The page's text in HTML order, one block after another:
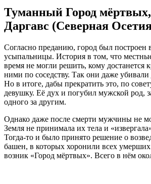
Туманный Город
Даргавс (Северная
Согласно преданию, город был построен
усыпальницы. История в том, что
время не могли решить, кому достанется
ними по соседству. Так они даже убивали
Но в итоге, дабы прекратить это, по
девушку. Её дух и погубил мужской род,
одного за другим.
Однако даже после смерти мужчины не
Земля не принимала их тела и
Тогда-то и было принято решение о
башен, в которых хоронили всех
возник «Город мёртвых». Всего в нём